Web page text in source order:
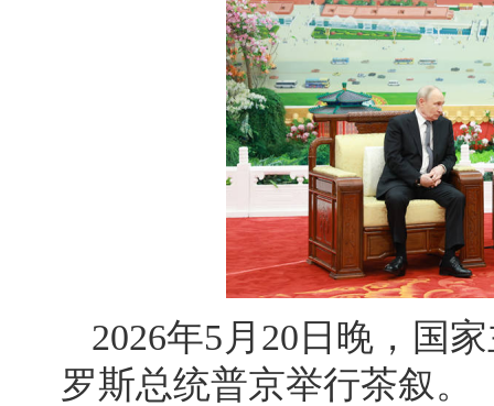
2026年5月20日晚，国
罗斯总统普京举行茶叙。